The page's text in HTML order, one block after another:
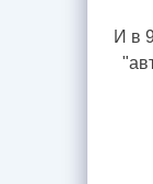
И в